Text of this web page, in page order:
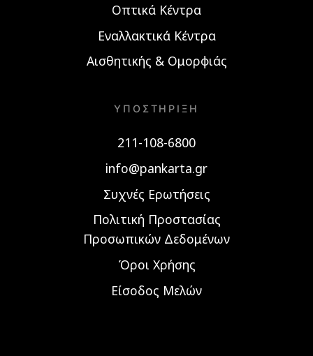
Οπτικά Κέντρα
Εναλλακτικά Κέντρα
Αισθητικής & Ομορφιάς
ΥΠΟΣΤΉΡΙΞΗ
211-108-6800
info@pankarta.gr
Συχνές Ερωτήσεις
Πολιτική Προστασίας
Προσωπικών Δεδομένων
Όροι Χρήσης
Είσοδος Μελών